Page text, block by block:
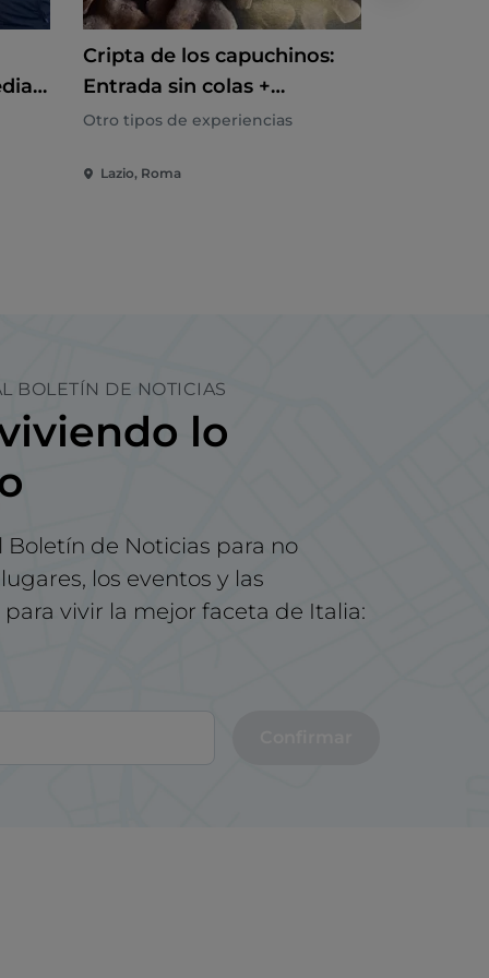
Cripta de los capuchinos:
Entrada sin colas +
Audioguía
Otro tipos de experiencias
Lazio, Roma
BOLETÍN DE NOTICIAS
lo
Boletín de Noticias para no
los eventos y las
vivir la mejor faceta de Italia: